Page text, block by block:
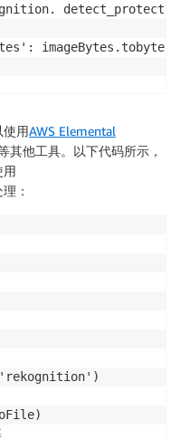
[
{
"Width":
"Height":
"Top":
},
"FACE_COVER",
使用AWS Elemental
其他工具。以下代码所示，
用
：